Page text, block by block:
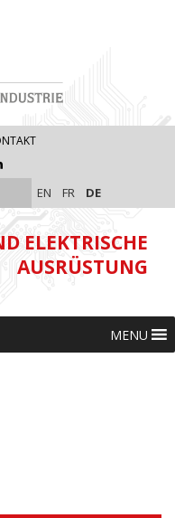
EN FR DE
ELEKTRISCHE
AUSRÜSTUNG
MENU